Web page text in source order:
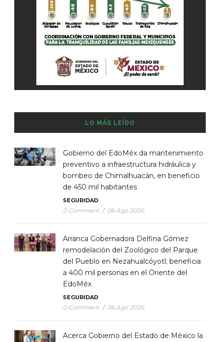
LO MÁS LEÍDO
Gobierno del EdoMéx da mantenimiento
preventivo a infraestructura hidráulica y
bombeo de Chimalhuacán, en beneficio
de 450 mil habitantes
SEGURIDAD
0 Comment / 06 Ago 2026
Arranca Gobernadora Delfina Gómez
remodelación del Zoológico del Parque
del Pueblo en Nezahualcóyotl; beneficia
a 400 mil personas en el Oriente del
EdoMéx
SEGURIDAD
0 Comment / 06 Ago 2026
Acerca Gobierno del Estado de México la